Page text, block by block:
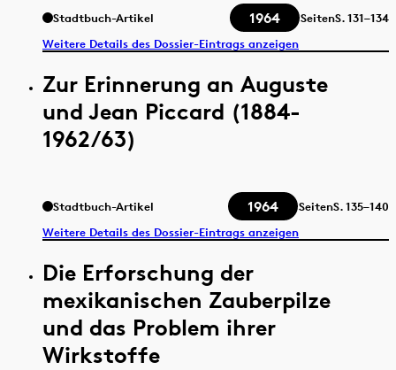
Stadtbuch-Artikel 1964 SeitenS.131–134
Weitere Details des Dossier-Eintrags anzeigen
Zur Erinnerung an Auguste
und Jean Piccard (1884-
1962/63)
Stadtbuch-Artikel 1964 SeitenS.135–140
Weitere Details des Dossier-Eintrags anzeigen
Die Erforschung der
mexikanischen Zauberpilze
und das Problem ihrer
Wirkstoffe